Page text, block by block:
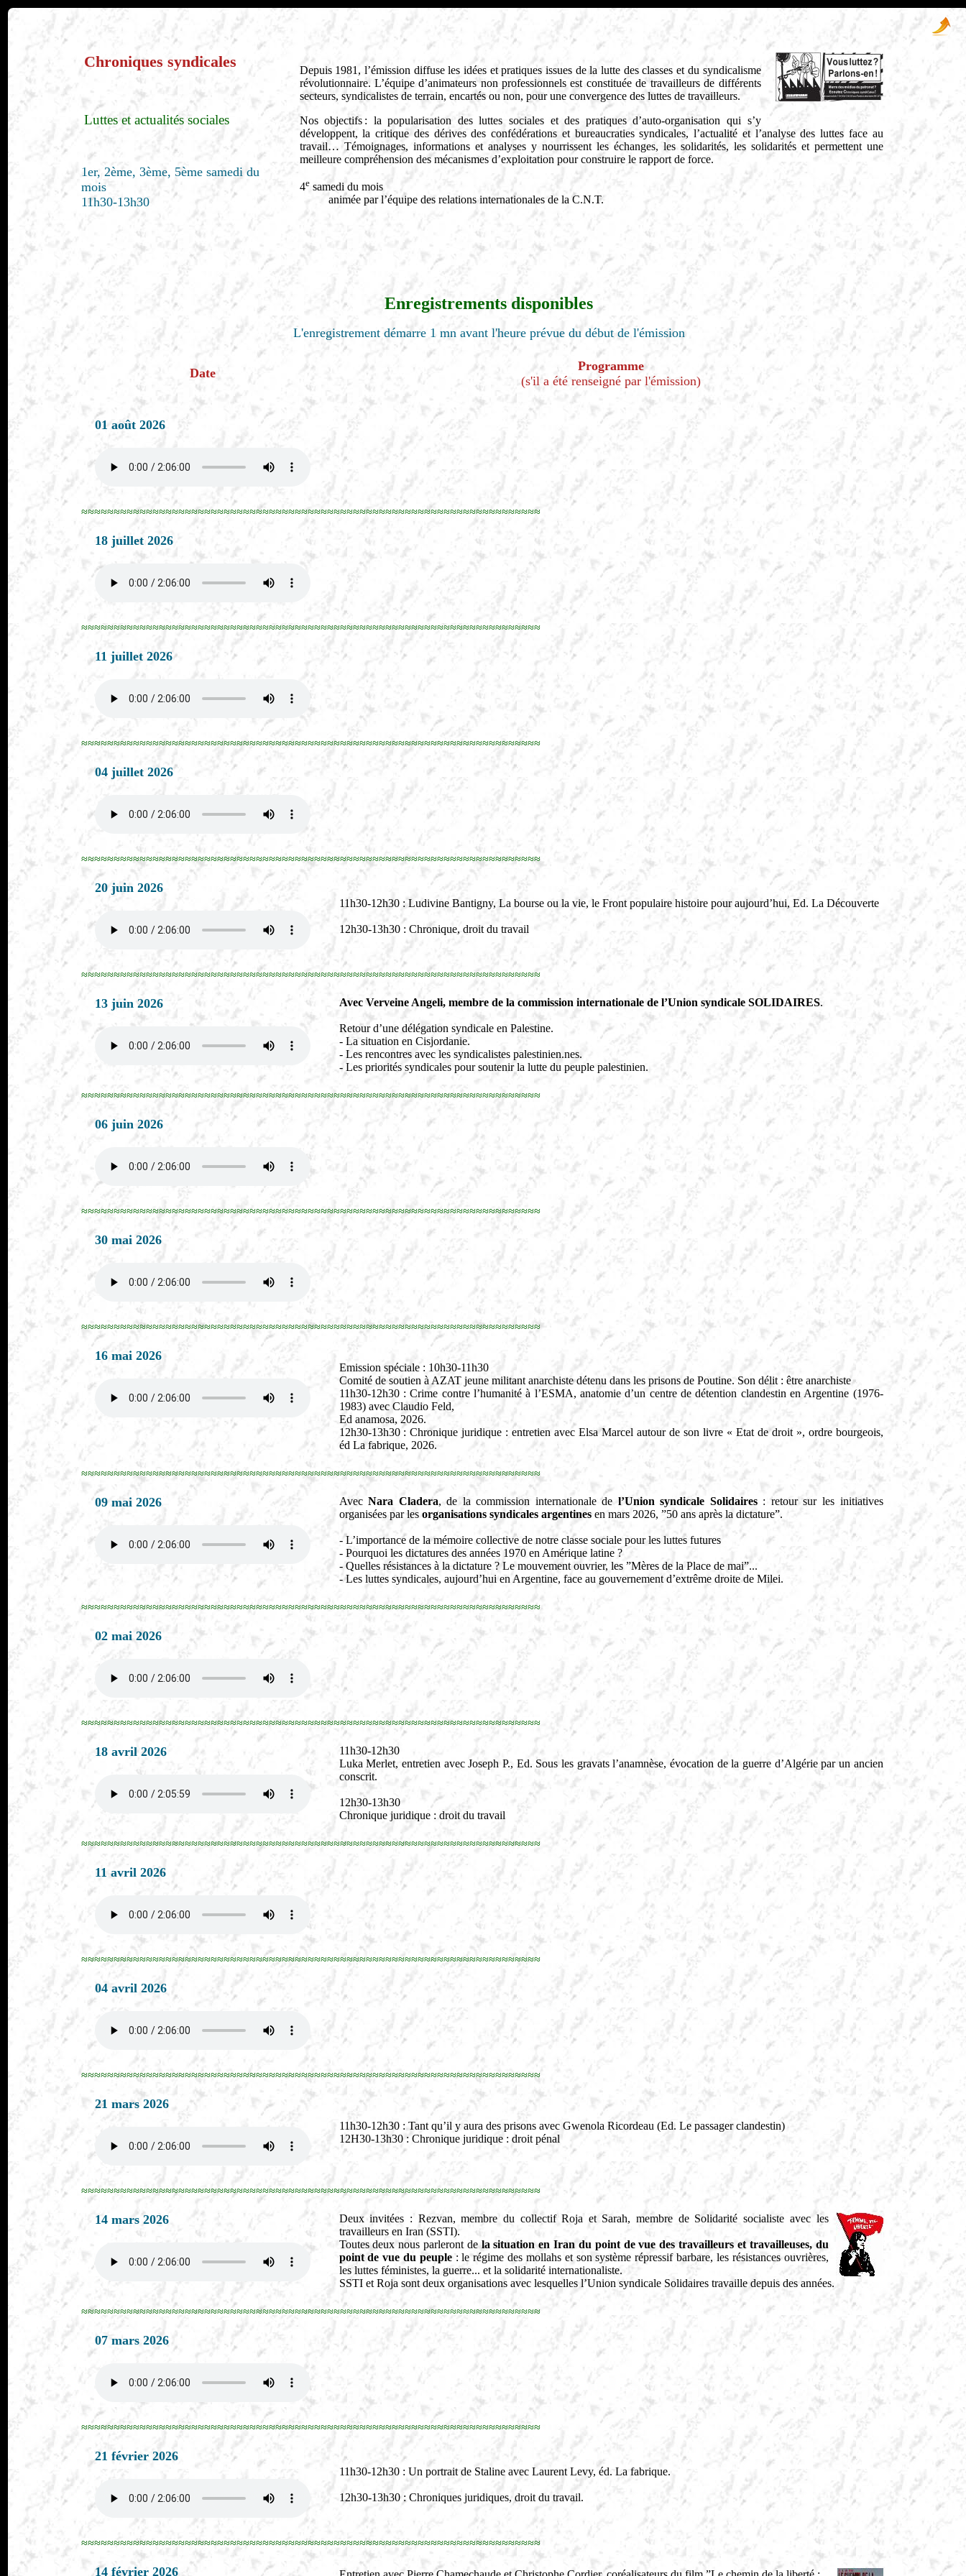
Chroniques syndicales
Depuis 1981, l’émission diffuse les idées et pratiques issues de la lutte des classes et du syndicalisme
révolutionnaire. L’équipe d’animateurs non professionnels est constituée de travailleurs de différents
secteurs, syndicalistes de terrain, encartés ou non, pour une convergence des luttes de travailleurs.
Nos objectifs : la popularisation des luttes sociales et des pratiques d’auto-organisation qui s’y
développent, la critique des dérives des confédérations et bureaucraties syndicales, l’actualité et l’analyse des luttes face au
travail… Témoignages, informations et analyses y nourrissent les échanges, les solidarités, les solidarités et permettent une
meilleure compréhension des mécanismes d’exploitation pour construire le rapport de force.
4esamedi du mois
animée par l’équipe des relations internationales de la C.N.T.
Luttes et actualités sociales
1er, 2ème, 3ème, 5ème samedi du
mois
11h30-13h30
Enregistrements disponibles
L'enregistrement démarre 1 mn avant l'heure prévue du début de l'émission
Date
Programme
(s'il a été renseigné par l'émission)
01 août 2026
≈≈≈≈≈≈≈≈≈≈≈≈≈≈≈≈≈≈≈≈≈≈≈≈≈≈≈≈≈≈≈≈≈≈≈≈≈≈≈≈≈≈≈≈≈≈≈≈≈≈≈≈≈≈≈≈≈≈≈≈≈≈≈≈≈≈≈≈≈≈≈
18 juillet 2026
≈≈≈≈≈≈≈≈≈≈≈≈≈≈≈≈≈≈≈≈≈≈≈≈≈≈≈≈≈≈≈≈≈≈≈≈≈≈≈≈≈≈≈≈≈≈≈≈≈≈≈≈≈≈≈≈≈≈≈≈≈≈≈≈≈≈≈≈≈≈≈
11 juillet 2026
≈≈≈≈≈≈≈≈≈≈≈≈≈≈≈≈≈≈≈≈≈≈≈≈≈≈≈≈≈≈≈≈≈≈≈≈≈≈≈≈≈≈≈≈≈≈≈≈≈≈≈≈≈≈≈≈≈≈≈≈≈≈≈≈≈≈≈≈≈≈≈
04 juillet 2026
≈≈≈≈≈≈≈≈≈≈≈≈≈≈≈≈≈≈≈≈≈≈≈≈≈≈≈≈≈≈≈≈≈≈≈≈≈≈≈≈≈≈≈≈≈≈≈≈≈≈≈≈≈≈≈≈≈≈≈≈≈≈≈≈≈≈≈≈≈≈≈
20 juin 2026
11h30-12h30 : Ludivine Bantigny, La bourse ou la vie, le Front populaire histoire pour aujourd’hui, Ed. La Découverte
12h30-13h30 : Chronique, droit du travail
≈≈≈≈≈≈≈≈≈≈≈≈≈≈≈≈≈≈≈≈≈≈≈≈≈≈≈≈≈≈≈≈≈≈≈≈≈≈≈≈≈≈≈≈≈≈≈≈≈≈≈≈≈≈≈≈≈≈≈≈≈≈≈≈≈≈≈≈≈≈≈
13 juin 2026 Avec Verveine Angeli, membre de la commission internationale de l’Union syndicale SOLIDAIRES.
Retour d’une délégation syndicale en Palestine.
- La situation en Cisjordanie.
- Les rencontres avec les syndicalistes palestinien.nes.
- Les priorités syndicales pour soutenir la lutte du peuple palestinien.
≈≈≈≈≈≈≈≈≈≈≈≈≈≈≈≈≈≈≈≈≈≈≈≈≈≈≈≈≈≈≈≈≈≈≈≈≈≈≈≈≈≈≈≈≈≈≈≈≈≈≈≈≈≈≈≈≈≈≈≈≈≈≈≈≈≈≈≈≈≈≈
06 juin 2026
≈≈≈≈≈≈≈≈≈≈≈≈≈≈≈≈≈≈≈≈≈≈≈≈≈≈≈≈≈≈≈≈≈≈≈≈≈≈≈≈≈≈≈≈≈≈≈≈≈≈≈≈≈≈≈≈≈≈≈≈≈≈≈≈≈≈≈≈≈≈≈
30 mai 2026
≈≈≈≈≈≈≈≈≈≈≈≈≈≈≈≈≈≈≈≈≈≈≈≈≈≈≈≈≈≈≈≈≈≈≈≈≈≈≈≈≈≈≈≈≈≈≈≈≈≈≈≈≈≈≈≈≈≈≈≈≈≈≈≈≈≈≈≈≈≈≈
16 mai 2026
Emission spéciale : 10h30-11h30
Comité de soutien à AZAT jeune militant anarchiste détenu dans les prisons de Poutine. Son délit : être anarchiste
11h30-12h30 : Crime contre l’humanité à l’ESMA, anatomie d’un centre de détention clandestin en Argentine (1976-
1983) avec Claudio Feld,
Ed anamosa, 2026.
12h30-13h30 : Chronique juridique : entretien avec Elsa Marcel autour de son livre « Etat de droit », ordre bourgeois,
éd La fabrique, 2026.
≈≈≈≈≈≈≈≈≈≈≈≈≈≈≈≈≈≈≈≈≈≈≈≈≈≈≈≈≈≈≈≈≈≈≈≈≈≈≈≈≈≈≈≈≈≈≈≈≈≈≈≈≈≈≈≈≈≈≈≈≈≈≈≈≈≈≈≈≈≈≈
09 mai 2026 AvecNara Cladera, de la commission internationale de l’Union syndicale Solidaires: retour sur les initiatives
organisées par les organisations syndicales argentinesen mars 2026, ”50 ans après la dictature”.
- L’importance de la mémoire collective de notre classe sociale pour les luttes futures
- Pourquoi les dictatures des années 1970 en Amérique latine ?
- Quelles résistances à la dictature ? Le mouvement ouvrier, les ”Mères de la Place de mai”...
- Les luttes syndicales, aujourd’hui en Argentine, face au gouvernement d’extrême droite de Milei.
≈≈≈≈≈≈≈≈≈≈≈≈≈≈≈≈≈≈≈≈≈≈≈≈≈≈≈≈≈≈≈≈≈≈≈≈≈≈≈≈≈≈≈≈≈≈≈≈≈≈≈≈≈≈≈≈≈≈≈≈≈≈≈≈≈≈≈≈≈≈≈
02 mai 2026
≈≈≈≈≈≈≈≈≈≈≈≈≈≈≈≈≈≈≈≈≈≈≈≈≈≈≈≈≈≈≈≈≈≈≈≈≈≈≈≈≈≈≈≈≈≈≈≈≈≈≈≈≈≈≈≈≈≈≈≈≈≈≈≈≈≈≈≈≈≈≈
18 avril 2026
11h30-12h30
Luka Merlet, entretien avec Joseph P., Ed. Sous les gravats l’anamnèse, évocation de la guerre d’Algérie par un ancien
conscrit.
12h30-13h30
Chronique juridique : droit du travail
≈≈≈≈≈≈≈≈≈≈≈≈≈≈≈≈≈≈≈≈≈≈≈≈≈≈≈≈≈≈≈≈≈≈≈≈≈≈≈≈≈≈≈≈≈≈≈≈≈≈≈≈≈≈≈≈≈≈≈≈≈≈≈≈≈≈≈≈≈≈≈
11 avril 2026
≈≈≈≈≈≈≈≈≈≈≈≈≈≈≈≈≈≈≈≈≈≈≈≈≈≈≈≈≈≈≈≈≈≈≈≈≈≈≈≈≈≈≈≈≈≈≈≈≈≈≈≈≈≈≈≈≈≈≈≈≈≈≈≈≈≈≈≈≈≈≈
04 avril 2026
≈≈≈≈≈≈≈≈≈≈≈≈≈≈≈≈≈≈≈≈≈≈≈≈≈≈≈≈≈≈≈≈≈≈≈≈≈≈≈≈≈≈≈≈≈≈≈≈≈≈≈≈≈≈≈≈≈≈≈≈≈≈≈≈≈≈≈≈≈≈≈
21 mars 2026
11h30-12h30 : Tant qu’il y aura des prisons avec Gwenola Ricordeau (Ed. Le passager clandestin)
12H30-13h30 : Chronique juridique : droit pénal
≈≈≈≈≈≈≈≈≈≈≈≈≈≈≈≈≈≈≈≈≈≈≈≈≈≈≈≈≈≈≈≈≈≈≈≈≈≈≈≈≈≈≈≈≈≈≈≈≈≈≈≈≈≈≈≈≈≈≈≈≈≈≈≈≈≈≈≈≈≈≈
14 mars 2026
Deux invitées : Rezvan, membre du collectif Roja et Sarah, membre de Solidarité socialiste avec les
travailleurs en Iran (SSTI).
Toutes deux nous parleront dela situation en Iran du point de vue des travailleurs et travailleuses, du
point de vue du peuple : le régime des mollahs et son système répressif barbare, les résistances ouvrières,
les luttes féministes, la guerre... et la solidarité internationaliste.
SSTI et Roja sont deux organisations avec lesquelles l’Union syndicale Solidaires travaille depuis des années.
≈≈≈≈≈≈≈≈≈≈≈≈≈≈≈≈≈≈≈≈≈≈≈≈≈≈≈≈≈≈≈≈≈≈≈≈≈≈≈≈≈≈≈≈≈≈≈≈≈≈≈≈≈≈≈≈≈≈≈≈≈≈≈≈≈≈≈≈≈≈≈
07 mars 2026
≈≈≈≈≈≈≈≈≈≈≈≈≈≈≈≈≈≈≈≈≈≈≈≈≈≈≈≈≈≈≈≈≈≈≈≈≈≈≈≈≈≈≈≈≈≈≈≈≈≈≈≈≈≈≈≈≈≈≈≈≈≈≈≈≈≈≈≈≈≈≈
21 février 2026
11h30-12h30 : Un portrait de Staline avec Laurent Levy, éd. La fabrique.
12h30-13h30 : Chroniques juridiques, droit du travail.
≈≈≈≈≈≈≈≈≈≈≈≈≈≈≈≈≈≈≈≈≈≈≈≈≈≈≈≈≈≈≈≈≈≈≈≈≈≈≈≈≈≈≈≈≈≈≈≈≈≈≈≈≈≈≈≈≈≈≈≈≈≈≈≈≈≈≈≈≈≈≈
14 février 2026